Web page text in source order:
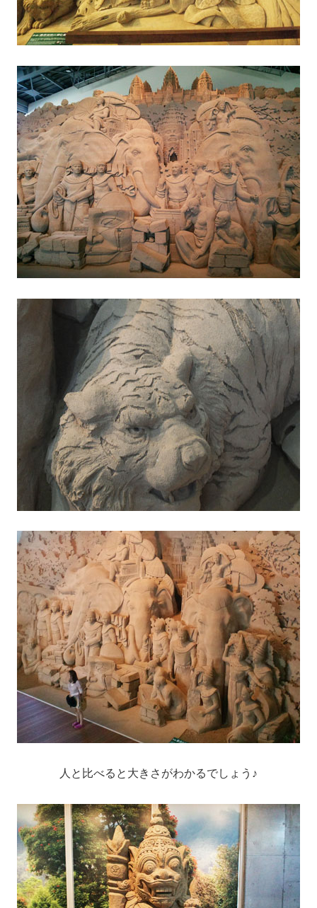
人と比べると大きさがわかるでしょう♪